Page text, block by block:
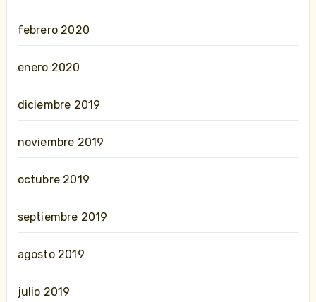
febrero 2020
enero 2020
diciembre 2019
noviembre 2019
octubre 2019
septiembre 2019
agosto 2019
julio 2019